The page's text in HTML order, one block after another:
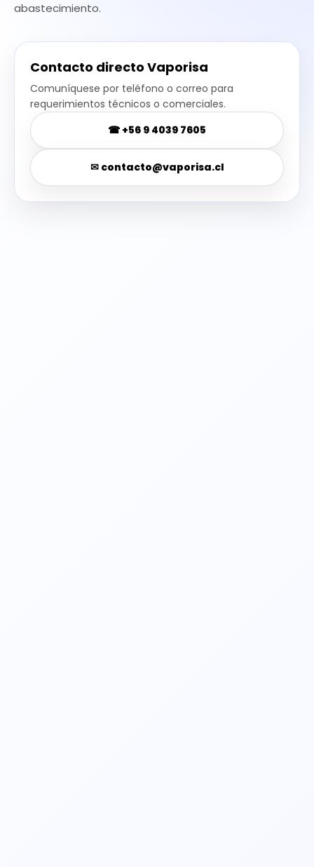
abastecimiento.
Contacto directo Vaporisa
Comuníquese por teléfono o correo para
requerimientos técnicos o comerciales.
☎ +56 9 4039 7605
✉ contacto@vaporisa.cl